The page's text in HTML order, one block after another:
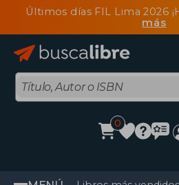
Últimos días FIL Lima 2026
más
0